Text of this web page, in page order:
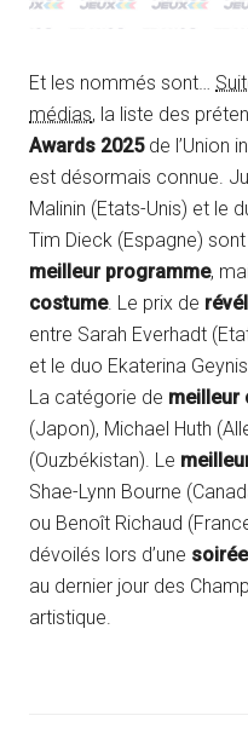
Et les nommés sont…
médias, la liste des
Awards 2025de l’Union
est désormais connue.
Malinin (Etats-Unis) et le
Tim Dieck (Espagne)
meilleur programme,
costume. Le prix de
entre Sarah Everhadt
et le duo Ekaterina
La catégorie de meilleur
(Japon), Michael Huth
(Ouzbékistan). Le
Shae-Lynn Bourne
ou Benoît Richaud
dévoilés lors d’une
au dernier jour des
artistique.